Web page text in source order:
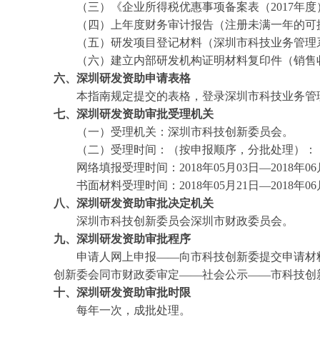
（三）《企业所得税优惠事项备案表（2017年度
（四）上年度财务审计报告（注册未满一年的可
（五）研发项目登记材料（深圳市科技业务管理
（六）建立内部研发机构证明材料复印件（销售
六、 深圳研发资助申请表格
本指南规定提交的表格，登录深圳市科技业务管
七、 深圳研发资助审批受理机关
（一）受理机关：深圳市科技创新委员会。
（二）受理时间：（按申报顺序，分批处理）：
网络填报受理时间：2018年05月03日—2018年06
书面材料受理时间：2018年05月21日—2018年06
八、 深圳研发资助审批决定机关
深圳市科技创新委员会深圳市财政委员会。
九、 深圳研发资助审批程序
申请人网上申报——向市科技创新委提交申请
创新委会同市财政委审定——社会公示——市科技创
十、 深圳研发资助审批时限
每年一次，成批处理。